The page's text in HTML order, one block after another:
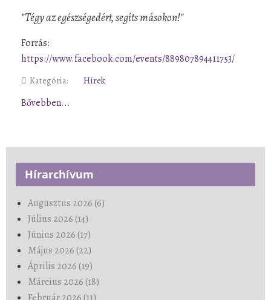
"Tégy az egészségedért, segíts másokon!"
Forrás:
https://www.facebook.com/events/889807894411753/
Kategória: Hírek
Bővebben...
Hírarchívum
Augusztus 2026 (6)
Július 2026 (14)
Június 2026 (17)
Május 2026 (22)
Április 2026 (19)
Március 2026 (18)